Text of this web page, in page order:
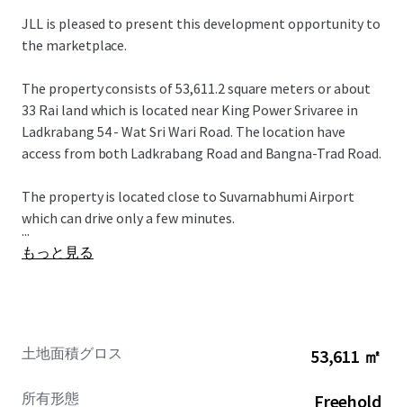
JLL is pleased to present this development opportunity to
the marketplace.
The property consists of 53,611.2 square meters or about
33 Rai land which is located near King Power Srivaree in
Ladkrabang 54 - Wat Sri Wari Road. The location have
access from both Ladkrabang Road and Bangna-Trad Road.
The property is located close to Suvarnabhumi Airport
which can drive only a few minutes.
...
もっと見る
土地面積グロス 53,611 ㎡
所有形態 Freehold